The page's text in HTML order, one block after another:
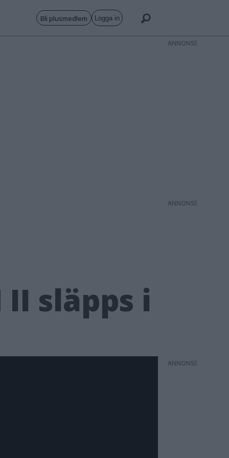
Bli plusmedlem Logga in
II släpps i
ANNONS
ANNONS
ANNONS